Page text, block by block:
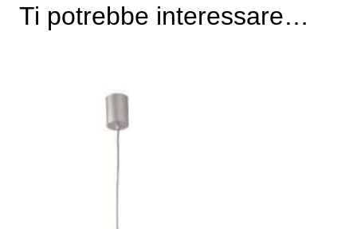
Ti potrebbe interessare…